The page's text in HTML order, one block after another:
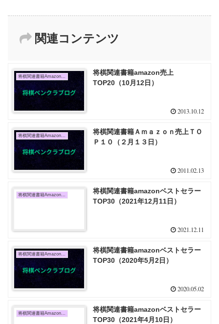
関連コンテンツ
将棋関連書籍Amazon売上TOP10
将棋関連書籍amazon売上
TOP20（10月12日）
2013.10.12
将棋関連書籍Amazon売上TOP10
将棋関連書籍Ａｍａｚｏｎ売上ＴＯ
Ｐ１０（２月１３日）
2011.02.13
将棋関連書籍Amazon売上TOP10
将棋関連書籍amazonベストセラー
TOP30（2021年12月11日）
2021.12.11
将棋関連書籍Amazon売上TOP10
将棋関連書籍amazonベストセラー
TOP30（2020年5月2日）
2020.05.02
将棋関連書籍Amazon売上TOP10
将棋関連書籍amazonベストセラー
TOP30（2021年4月10日）